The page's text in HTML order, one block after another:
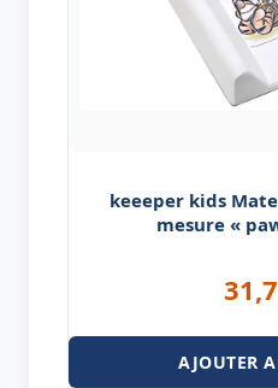
keeeper kids
mesure «
AJOUTER